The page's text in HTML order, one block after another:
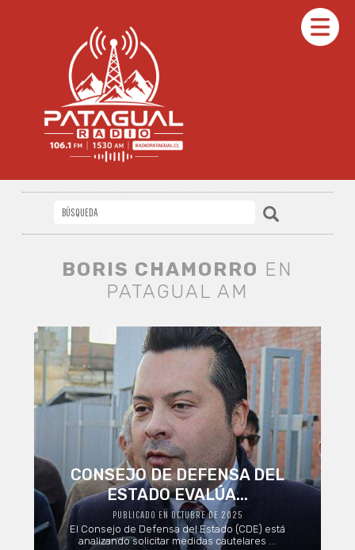
BORIS CHAMORRO EN
PATAGUAL AM
CONSEJO DE DEFENSA DEL
ESTADO EVALÚA...
PUBLICADO EN OCTUBRE DE 2025
El Consejo de Defensa del Estado (CDE) está
analizando solicitar medidas cautelares ...